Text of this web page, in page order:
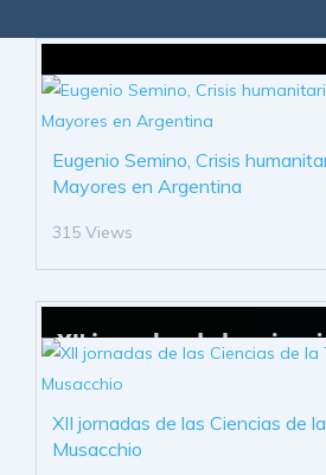
Eugenio Semino, Crisis
Mayores en Argentina
315 Views
XII jornadas de las Ciencias de
Musacchio